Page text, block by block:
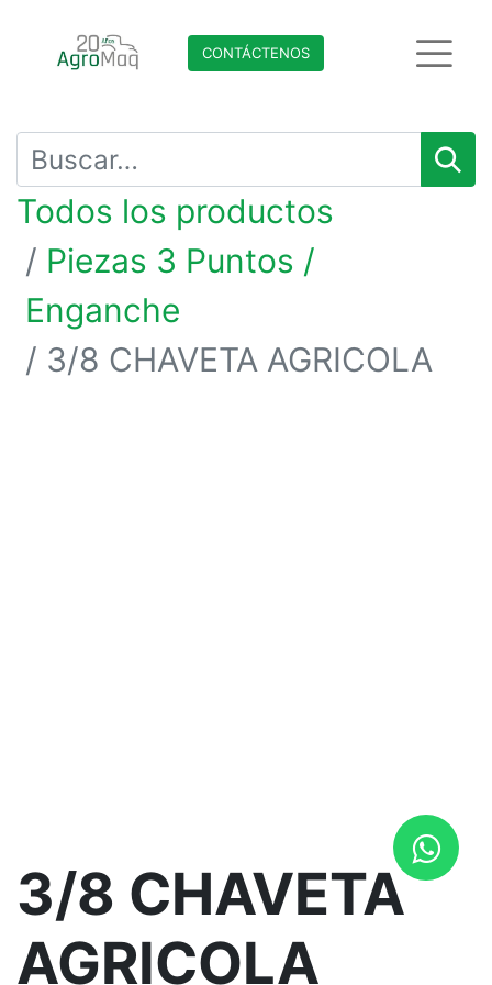
CONTÁCTENO​​​​S
Todos los productos
Piezas 3 Puntos /
Enganche
3/8 CHAVETA AGRICOLA
3/8 CHAVETA
AGRICOLA